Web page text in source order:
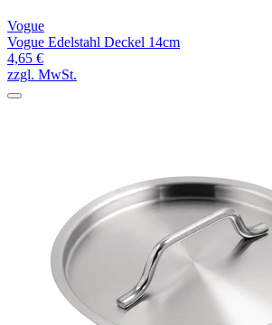
Vogue
Vogue Edelstahl Deckel 14cm
4,65 €
zzgl. MwSt.